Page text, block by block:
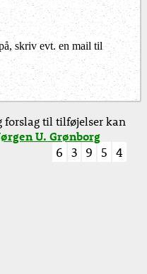
skriv evt. en mail til
forslag til tilføjelser kan
U. Grønborg
6 3 9 5 4